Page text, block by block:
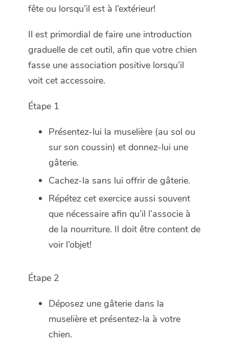
fête ou lorsqu’il est à l’extérieur!
Il est primordial de faire une introduction
graduelle de cet outil, afin que votre chien
fasse une association positive lorsqu’il
voit cet accessoire.
Étape 1
Présentez-lui la muselière (au sol ou
sur son coussin) et donnez-lui une
gâterie.
Cachez-la sans lui offrir de gâterie.
Répétez cet exercice aussi souvent
que nécessaire afin qu’il l’associe à
de la nourriture. Il doit être content de
voir l’objet!
Étape 2
Déposez une gâterie dans la
muselière et présentez-la à votre
chien.